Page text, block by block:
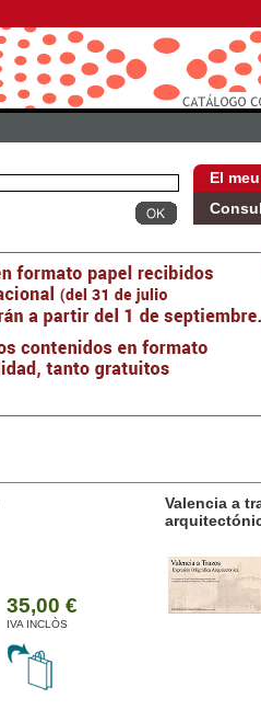
El
35,00 €
IVA INCLÒS
Valencia a